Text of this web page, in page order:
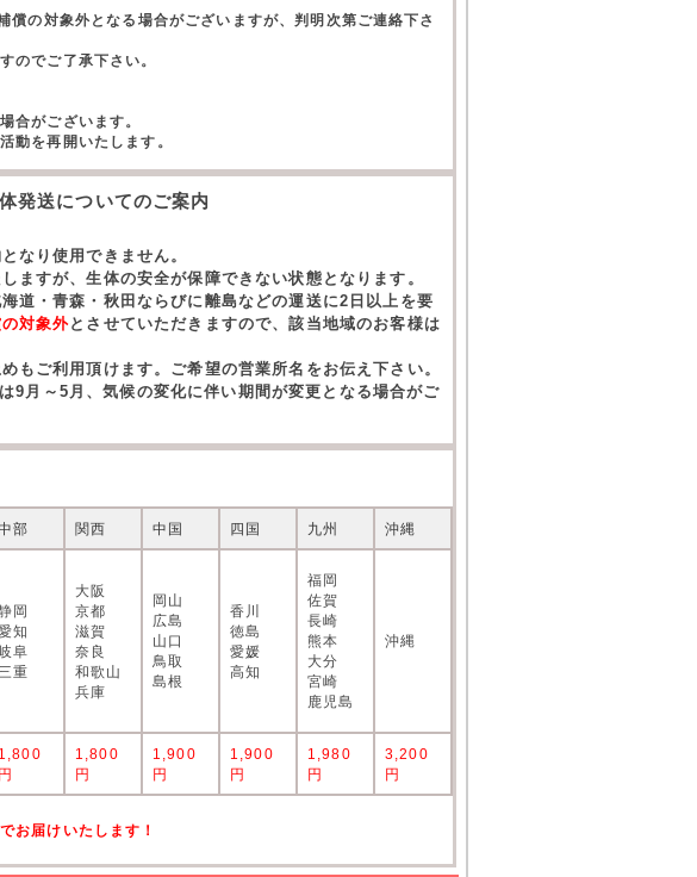
の対象外となる場合がございますが、判明次第ご連絡下さ
のでご了承下さい。
合がございます。
動を再開いたします。
発送についてのご案内
なり使用できません。
ますが、生体の安全が保障できない状態となります。
道・青森・秋田ならびに離島などの運送に2日以上を要
対象外とさせていただきますので、該当地域のお客様は
もご利用頂けます。ご希望の営業所名をお伝え下さい。
9月～5月、気候の変化に伴い期間が変更となる場合がご
部 関西 中国 四国 九州 沖縄
岡
知
阜
三重
大阪
京都
滋賀
奈良
和歌山
兵庫
岡山
広島
山口
鳥取
島根
香川
徳島
愛媛
高知
福岡
佐賀
長崎
熊本
大分
宮崎
鹿児島
沖縄
1,800
円
1,800
円
1,900
円
1,900
円
1,980
円
3,200
円
お届けいたします！